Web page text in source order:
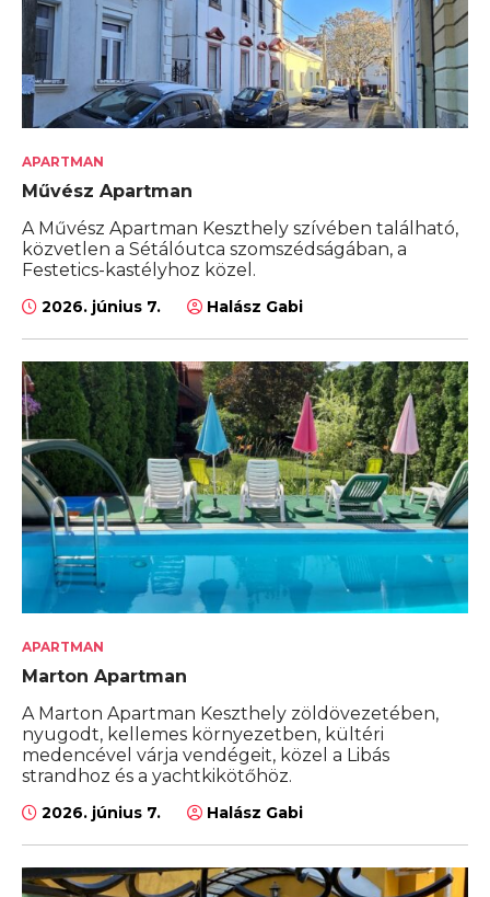
APARTMAN
Művész Apartman
A Művész Apartman Keszthely szívében található,
közvetlen a Sétálóutca szomszédságában, a
Festetics-kastélyhoz közel.
2026. június 7. Halász Gabi
APARTMAN
Marton Apartman
A Marton Apartman Keszthely zöldövezetében,
nyugodt, kellemes környezetben, kültéri
medencével várja vendégeit, közel a Libás
strandhoz és a yachtkikötőhöz.
2026. június 7. Halász Gabi